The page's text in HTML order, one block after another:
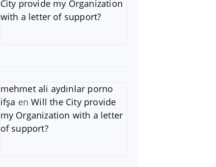
City provide my Organization
with a letter of support?
mehmet ali aydınlar porno
ifşa enWill the City provide
my Organization with a letter
of support?